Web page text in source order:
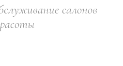
салонов